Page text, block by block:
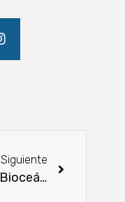
Siguiente
Ruta Bioceánica: “Un cambio trascendental no solo para el Chaco, sino para todo el Paraguay”